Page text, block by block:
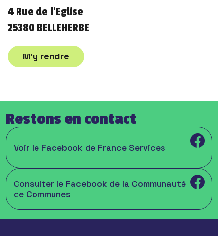
4 Rue de l'Eglise
25380 BELLEHERBE
M'y rendre
Restons en contact
Voir le Facebook de France Services
Consulter le Facebook de la Communauté
de Communes